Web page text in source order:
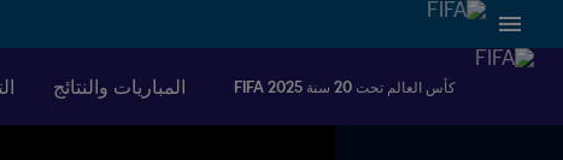
كأس العالم تحت 20 سنة FIFA 2025 المباريات والنتائج